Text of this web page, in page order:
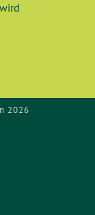
2026